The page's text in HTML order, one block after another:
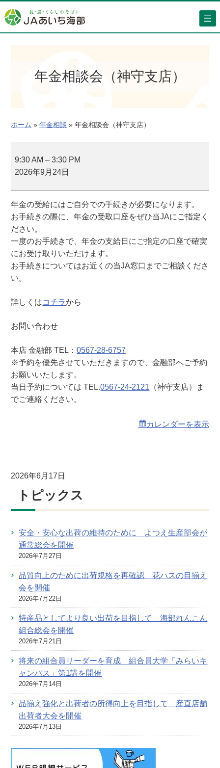
容
を
年金相談会（神守支店）
ホーム » 年金相談 » 年金相談会（神守支店）
金
相
（
神
守
店
）
9:30 AM –3:30 PM
2026年9月24日
年金の受給にはご自分での手続きが必要になります。
お手続きの際に、年金の受取口座をぜひ当JAにご指定く
ださい。
一度のお手続きで、年金の支給日にご指定の口座で確実
にお受け取りいただけます。
お手続きについてはお近くの当JA窓口までご相談くださ
い。
詳しくはコチラから
お問い合わせ
本店 金融部 TEL：0567-28-6757
※予約を優先させていただきますので、金融部へご予約
お願いいたします。
当日予約については TEL.0567-24-2121 （神守支店）ま
でご連絡ください。
カレンダーを表示
2026年6月17日
トピックス
安全・安心な出荷の維持のために よつえ生産部会が
通常総会を開催
2026年7月27日
品質向上のために出荷規格を再確認 花ハスの目揃え
会を開催
2026年7月22日
特産品としてより良い出荷を目指して 海部れんこん
組合総会を開催
2026年7月21日
将来の組合員リーダーを育成 組合員大学「みらいキ
ャンパス」第1講を開催
2026年7月14日
品揃え強化と出荷者の所得向上を目指して 産直店舗
出荷者大会を開催
2026年7月13日